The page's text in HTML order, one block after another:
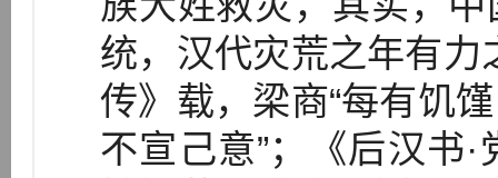
统，汉代灾荒之年有力
传》载，梁商“每有饥
不宣己意”；《后汉书